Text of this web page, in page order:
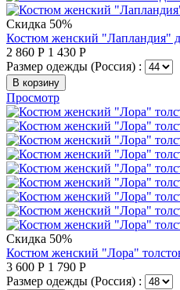
Скидка 50%
Костюм женский "Лапландия"
2 860 Р 1 430 Р
Размер одежды (Россия) :
В корзину
Просмотр
Скидка 50%
Костюм женский "Лора"
3 600 Р 1 790 Р
Размер одежды (Россия) :